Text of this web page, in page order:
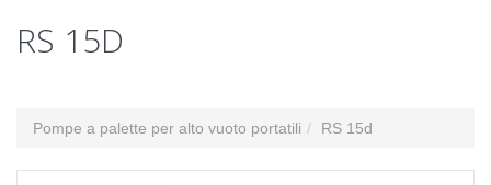
RS 15D
Pompe a palette per alto vuoto portatili RS 15d